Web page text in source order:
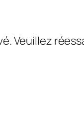
Veuillez